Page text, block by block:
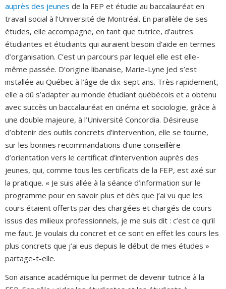
auprès des jeunes de la FEP et étudie au baccalauréat en
travail social à l’Université de Montréal. En parallèle de ses
études, elle accompagne, en tant que tutrice, d’autres
étudiantes et étudiants qui auraient besoin d’aide en termes
d’organisation. C’est un parcours par lequel elle est elle-
même passée. D’origine libanaise, Marie-Lyne Jed s’est
installée au Québec à l’âge de dix-sept ans. Très rapidement,
elle a dû s’adapter au monde étudiant québécois et a obtenu
avec succès un baccalauréat en cinéma et sociologie, grâce à
une double majeure, à l’Université Concordia. Désireuse
d’obtenir des outils concrets d’intervention, elle se tourne,
sur les bonnes recommandations d’une conseillère
d’orientation vers le certificat d’intervention auprès des
jeunes, qui, comme tous les certificats de la FEP, est axé sur
la pratique. « Je suis allée à la séance d’information sur le
programme pour en savoir plus et dès que j’ai vu que les
cours étaient offerts par des chargées et chargés de cours
issus des milieux professionnels, je me suis dit : c’est ce qu’il
me faut. Je voulais du concret et ce sont en effet les cours les
plus concrets que j’ai eus depuis le début de mes études »
partage-t-elle.
Son aisance académique lui permet de devenir tutrice à la